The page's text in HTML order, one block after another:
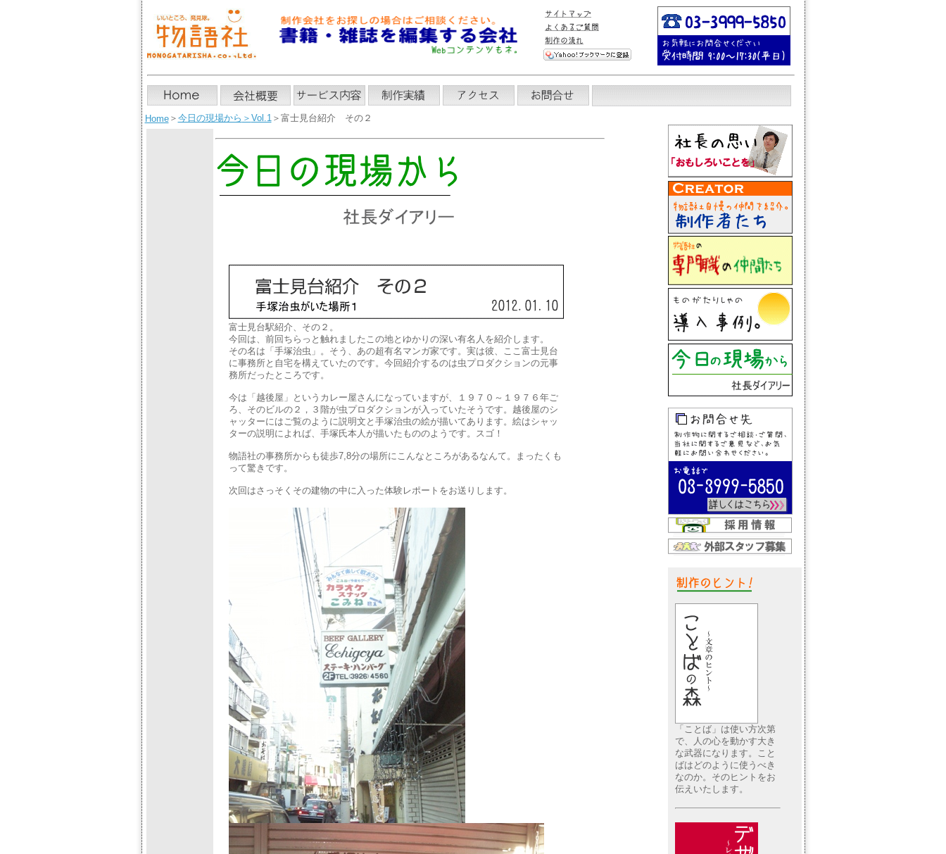
Home＞ 今日の現場から ＞ Vol.1＞富士見台紹介 その２
富士見台駅紹介、その２。
今回は、前回ちらっと触れましたこの地とゆかりの深い有名人を紹介します。
その名は「手塚治虫」。そう、あの超有名マンガ家です。実は彼、ここ富士見台
に事務所と自宅を構えていたのです。今回紹介するのは虫プロダクションの元事
務所だったところです。
今は「越後屋」というカレー屋さんになっていますが、１９７０～１９７６年ご
ろ、そのビルの２，３階が虫プロダクションが入っていたそうです。越後屋のシ
ャッターにはご覧のように説明文と手塚治虫の絵が描いてあります。絵はシャッ
ターの説明によれば、手塚氏本人が描いたもののようです。スゴ！
物語社の事務所からも徒歩7,8分の場所にこんなところがあるなんて。まったくも
って驚きです。
次回はさっそくその建物の中に入った体験レポートをお送りします。
「ことば」は使い方次第
で、人の心を動かす大き
な武器になります。こと
ばはどのように使うべき
なのか。そのヒントをお
伝えいたします。